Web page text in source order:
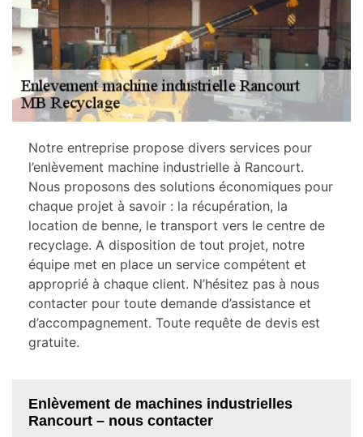
Notre entreprise propose divers services pour
l’enlèvement machine industrielle à Rancourt.
Nous proposons des solutions économiques pour
chaque projet à savoir : la récupération, la
location de benne, le transport vers le centre de
recyclage. A disposition de tout projet, notre
équipe met en place un service compétent et
approprié à chaque client. N’hésitez pas à nous
contacter pour toute demande d’assistance et
d’accompagnement. Toute requête de devis est
gratuite.
Enlèvement de machines industrielles
Rancourt – nous contacter